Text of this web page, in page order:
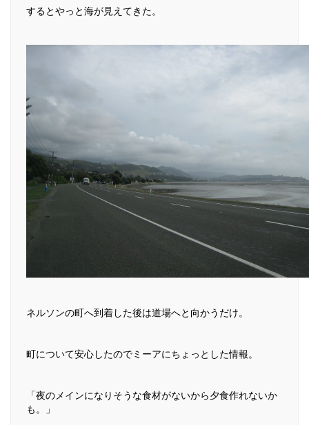
するとやっと海が見えてきた。
ネルソンの町へ到着した後は道場へと向かうだけ。
町について安心したのでミーアにちょっとした情報。
「夜のメインになりそうな食材がないから夕食作れないか
も。」